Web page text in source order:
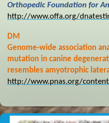
Orthopedic Foundation for
http://www.offa.org/
DM
Genome-wide association
mutation in canine
resembles amyotrophic
http://www.pnas.org/